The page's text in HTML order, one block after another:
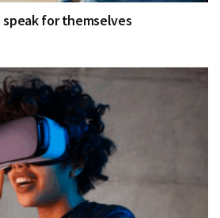
for themselves